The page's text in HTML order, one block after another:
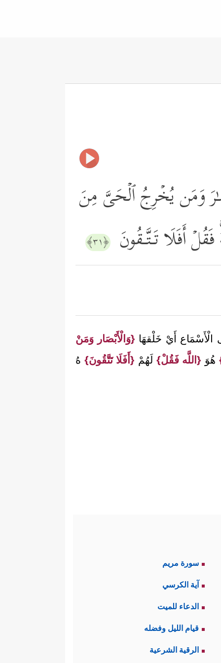
وَمَن یُخۡرِجُ ٱلۡحَیَّ مِنَ
أَفَلَا تَـتَّـقُونَ ﴿٣١﴾
الْأَسْمَاع أَيْ خَلْقهَا {وَالْأَبْصَار وَمَنْ
هُوَ {اللَّه فَقُلْ} لَهُمْ {أَفَلَا تَتَّقُونَ} هُ
سورة مريم
آية الكرسي
الدعاء للميت
قيام الليل وفضله
الرقية الشرعية